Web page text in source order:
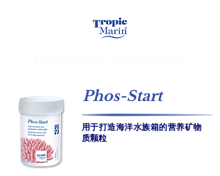
Phos-Start
用于打造海洋水族箱的营养矿物
质颗粒